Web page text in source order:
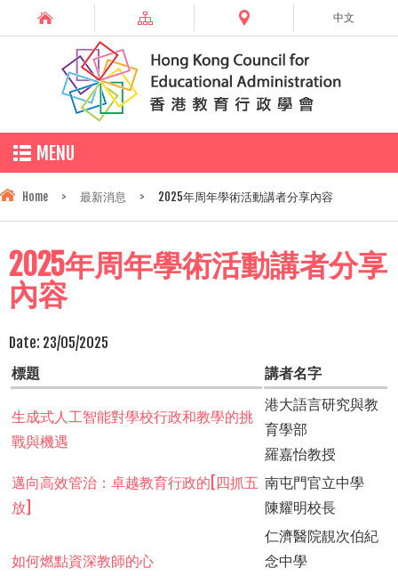
中文
MENU
Home > 最新消息 > 2025年周年學術活動講者分享內容
2025年周年學術活動講者分享
內容
Date: 23/05/2025
標題
講者名字
生成式人工智能對學校行政和教學的挑
戰與機遇
港大語言研究與教
育學部
羅嘉怡教授
邁向高效管治：卓越教育行政的[四抓五
放]
南屯門官立中學
陳耀明校長
如何燃點資深教師的心
仁濟醫院靚次伯紀
念中學